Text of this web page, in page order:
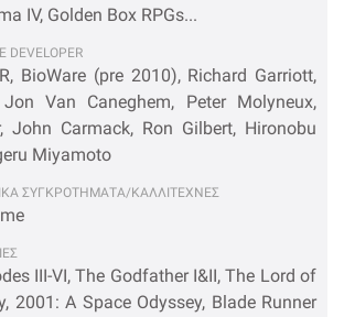
IV, Golden Box RPGs...
BioWare (pre 2010), Richard Garriott,
Van Caneghem, Peter Molyneux,
John Carmack, Ron Gilbert, Hironobu
Miyamoto
ΣΥΓΚΡΟΤΗΜΑΤΑ/ΚΑΛΛΙΤΕΧΝΕΣ
III-VI, The Godfather I&II, The Lord of
2001: A Space Odyssey, Blade Runner